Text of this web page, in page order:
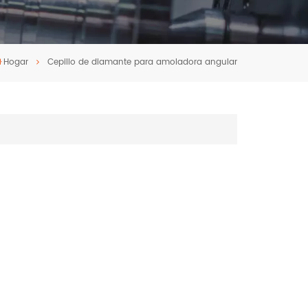
Hogar Cepillo de diamante para amoladora angular